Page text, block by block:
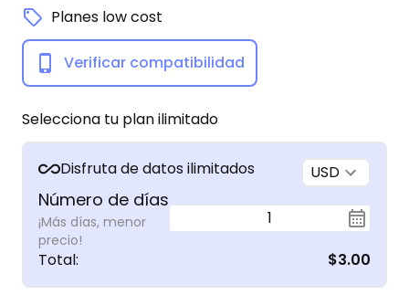
Planes low cost
Verificar compatibilidad
Selecciona tu plan ilimitado
Disfruta de datos ilimitados USD
Número de días
¡Más días, menor
precio!
1
Total: $3.00